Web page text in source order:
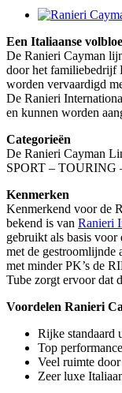
Bekijk
afbeelding
Een Italiaanse
De Ranieri Cayman
door het familiebedrijf
worden vervaardigd
De Ranieri
en kunnen worden
Categorieën
De Ranieri Cayman
SPORT –
Kenmerken
Kenmerkend voor de
bekend is van Ranieri
gebruikt als basis
met de gestroomlijnde
met minder PK’s de
Tube zorgt ervoor dat
Voordelen Ranieri
Rijke standaard
Top
Veel ruimte
Zeer luxe